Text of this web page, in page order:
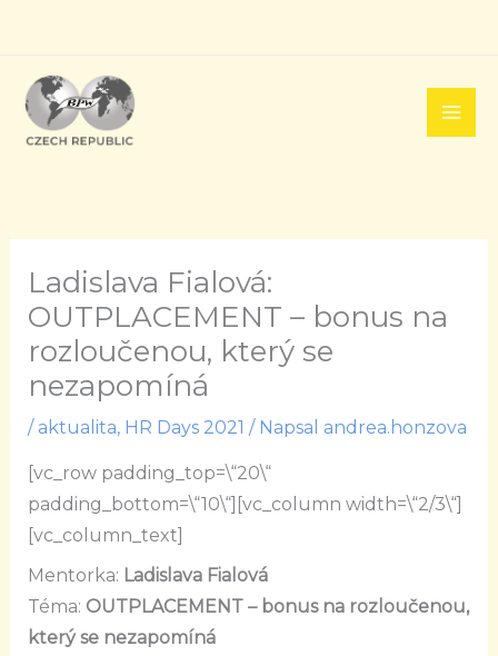
obsah
Ladislava Fialová:
OUTPLACEMENT – bonus na
rozloučenou, který se
nezapomíná
/ aktualita, HR Days 2021 / Napsal andrea.honzova
[vc_row padding_top=\“20\“
padding_bottom=\“10\“][vc_column width=\“2/3\“]
[vc_column_text]
Mentorka: Ladislava Fialová
Téma: OUTPLACEMENT – bonus na rozloučenou,
který se nezapomíná